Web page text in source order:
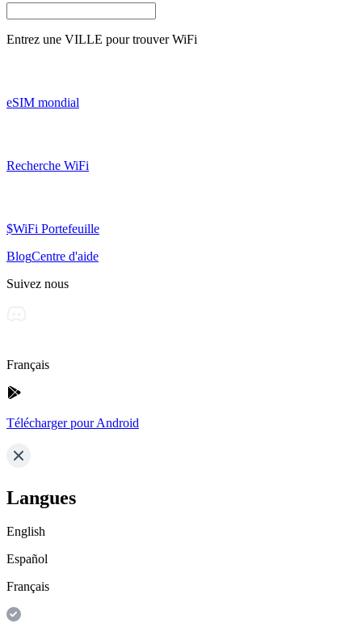
Entrez une VILLE pour trouver WiFi
eSIM mondial
Recherche WiFi
$WiFi Portefeuille
BlogCentre d'aide
Suivez nous
Français
Télécharger pour Android
Langues
English
Español
Français